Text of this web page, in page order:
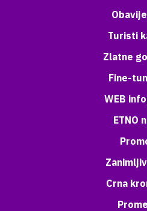
Turisti
Zlatne
Fine-
WEB
ETNO
Crna